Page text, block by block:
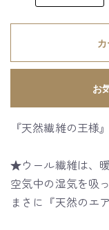
お
『天然繊維の王様
★ウール繊維は、
空気中の湿気を吸
まさに『天然のエ